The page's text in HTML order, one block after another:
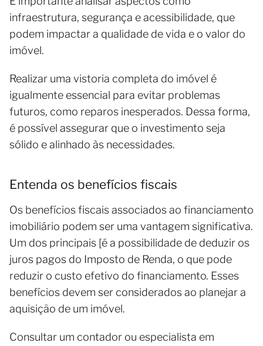
infraestrutura, segurança e acessibilidade, que
podem impactar a qualidade de vida e o valor do
imóvel.
Realizar uma vistoria completa do imóvel é
igualmente essencial para evitar problemas
futuros, como reparos inesperados. Dessa forma,
é possível assegurar que o investimento seja
sólido e alinhado às necessidades.
Entenda os benefícios fiscais
Os benefícios fiscais associados ao financiamento
imobiliário podem ser uma vantagem significativa.
Um dos principais [é a possibilidade de deduzir os
juros pagos do Imposto de Renda, o que pode
reduzir o custo efetivo do financiamento. Esses
benefícios devem ser considerados ao planejar a
aquisição de um imóvel.
Consultar um contador ou especialista em